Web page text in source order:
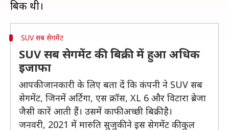
SUV सब सेगमेंट
SUV सब सेगमेंट की बिक्री में हुआ अधिक
इजाफा
आपकी जानकारी के लिए बता दें कि कंपनी ने SUV सब
सेगमेंट, जिनमें अर्टिगा, एस क्रॉस, XL 6 और विटारा ब्रेजा
जैसी कारें आती हैं। उसमें काफी अच्छी बिक्री है।
जनवरी, 2021 में मारुति सुजुकी ने इस सेगमेंट की कुल